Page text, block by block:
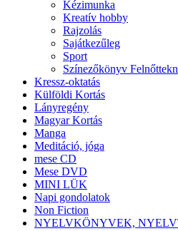
Kézimunka
Kreatív hobby
Rajzolás
Sajátkezűleg
Sport
Színezőkönyv
Kressz-oktatás
Külföldi Kortás
Lányregény
Magyar Kortás
Manga
Meditáció, jóga
mese CD
Mese DVD
MINI LÜK
Napi gondolatok
Non Fiction
NYELVKÖNYVEK,